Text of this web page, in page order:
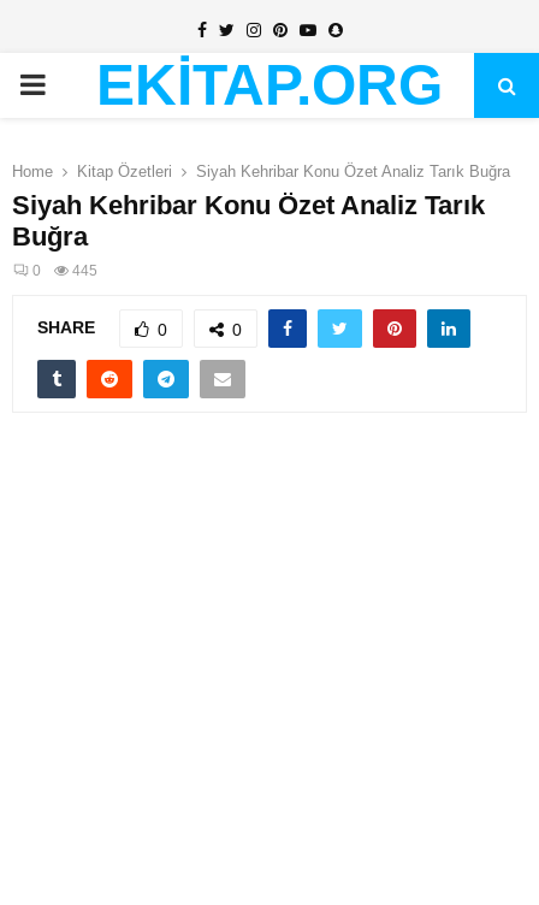
Facebook
TwitterInstagram
PinterestYoutubeSnapchat
PRIMARYEKİTAP.ORG
Home Kitap Özetleri Siyah Kehribar Konu Özet Analiz Tarık Buğra
Siyah Kehribar Konu Özet Analiz Tarık
Buğra
0 445
SHARE 0 0